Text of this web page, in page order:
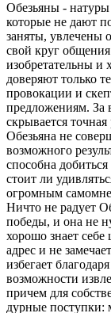
Обезьяны -
которые не дают
заняты, увлечены
свой круг
изобретательны
доверяют только
провокации и
предложениям. За
скрывается
Обезьяна не
возможного
способна
стоит ли
огромным
Ничто не радует
победы, и она не
хорошо знает себе
адрес и не
избегает
возможности
причем для
дурные поступки: